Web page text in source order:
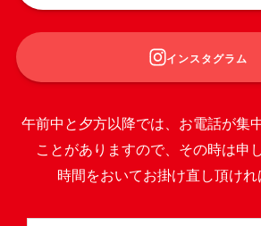
インスタグラム
午前中と夕方以降では、お電話が集
ことがありますので、その時は申
時間をおいてお掛け直し頂けれ